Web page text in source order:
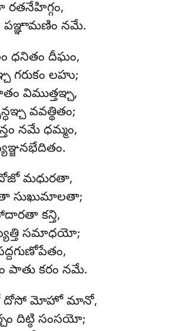
రతనేహిగ్గం,
పఞ్ఞామణిం నమే.
ధనితం దీఘం,
గరుకం లహు;
విముత్తఞ్చ,
వవత్థితం;
నమే ధమ్మం,
మధురతా,
సుఖుమాలతా;
కన్తి,
సమాధయో;
పాతు కరం నమే.
దోసో మోహో మానో,
దిట్ఠి సంసయో;